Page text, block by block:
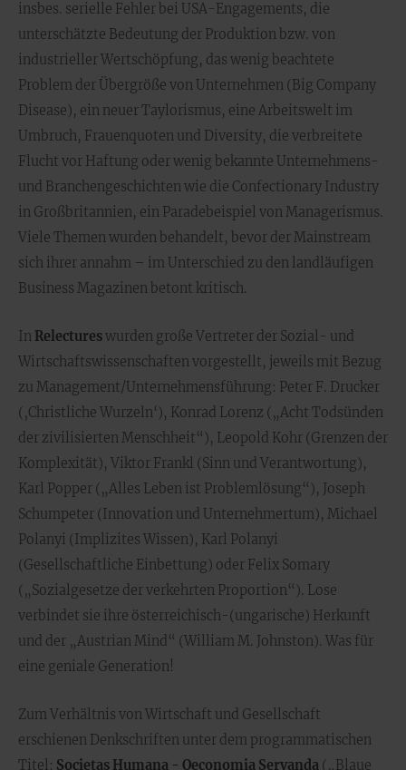
insbes. serielle Fehler bei USA-Engagements, die
unterschätzte Bedeutung der Produktion bzw. von
industrieller Wertschöpfung, das wenig beachtete
Problem der Übergröße von Unternehmen (Big Company
Disease), ein neuer Taylorismus, eine Arbeitswelt im
Umbruch, Frauenquoten und Diversity, die verbreitete
Flucht vor Haftung oder wenig bekannte Unternehmens-
und Branchengeschichten wie die Confectionary Industry
in Großbritannien, ein Paradebeispiel von Managerismus.
Viele Themen wurden behandelt, bevor der Mainstream
sich ihrer annahm – im Unterschied zu den landläufigen
Business Magazinen betont kritisch.
In Relectureswurden große Vertreter der Sozial- und
Wirtschaftswissenschaften vorgestellt, jeweils mit Bezug
zu Management/Unternehmensführung: Peter F. Drucker
(‚Christliche Wurzeln‘), Konrad Lorenz („Acht Todsünden
der zivilisierten Menschheit“), Leopold Kohr (Grenzen der
Komplexität), Viktor Frankl (Sinn und Verantwortung),
Karl Popper („Alles Leben ist Problemlösung“), Joseph
Schumpeter (Innovation und Unternehmertum), Michael
Polanyi (Implizites Wissen), Karl Polanyi
(Gesellschaftliche Einbettung) oder Felix Somary
(„Sozialgesetze der verkehrten Proportion“). Lose
verbindet sie ihre österreichisch-(ungarische) Herkunft
und der „Austrian Mind“ (William M. Johnston). Was für
eine geniale Generation!
Zum Verhältnis von Wirtschaft und Gesellschaft
erschienen Denkschriften unter dem programmatischen
Titel: Societas Humana - Oeconomia Servanda („Blaue